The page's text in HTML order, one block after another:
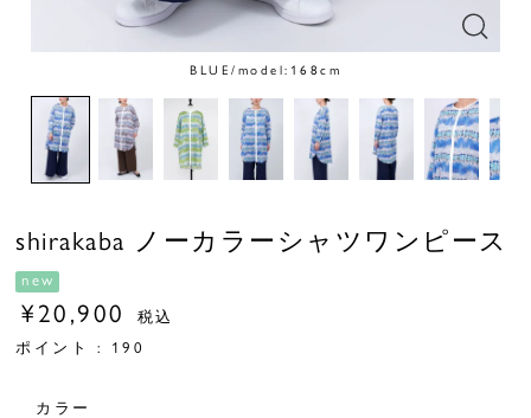
BLUE/model:168cm
shirakaba ノーカラーシャツワンピース
new
¥ 20,900
税込
ポイント : 190
カラー